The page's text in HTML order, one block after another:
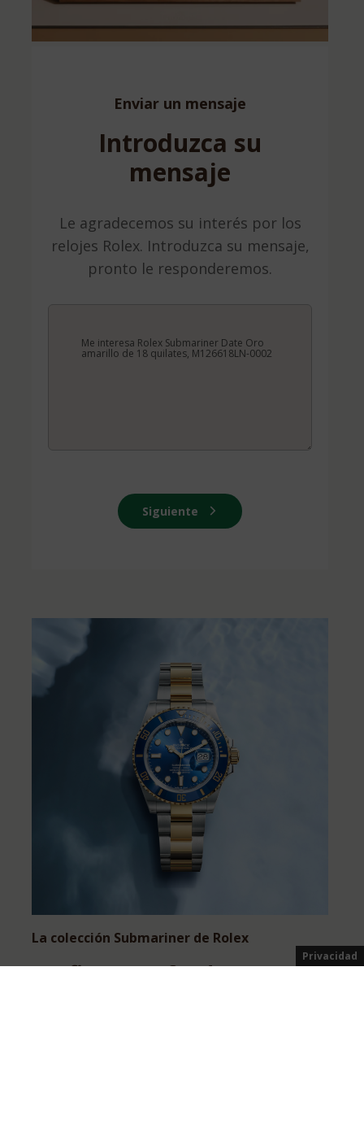
Enviar un mensaje
Introduzca su
mensaje
Le agradecemos su interés por los
relojes Rolex. Introduzca su mensaje,
pronto le responderemos.
Siguiente
La colección Submariner de Rolex
Confianza profunda
Privacidad